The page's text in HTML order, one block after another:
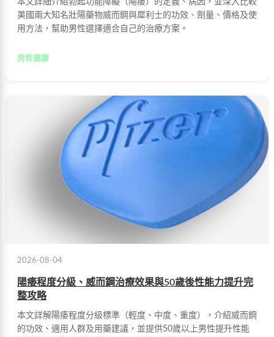
本文詳細介紹勃起功能障礙（陽痿）的定義、病因，並深入比較
美國兩大知名壯陽藥物威而鋼與犀利士的功效、劑量、價格及使
用方法，幫助男性選擇適合自己的治療方案。
男性健康
2026-08-04
陽痿程度分級、威而鋼治療效果與50歲後性能力提升完
整攻略
本文詳解陽痿程度分級標準（輕度、中度、重度），介紹威而鋼
的功效、適用人群及用藥建議，並提供50歲以上男性提升性能